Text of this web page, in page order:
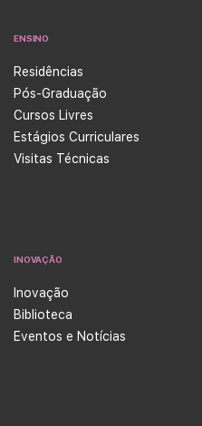
ENSINO
Residências
Pós-Graduação
Cursos Livres
Estágios Curriculares
Visitas Técnicas
INOVAÇÃO
Inovação
Biblioteca
Eventos e Notícias